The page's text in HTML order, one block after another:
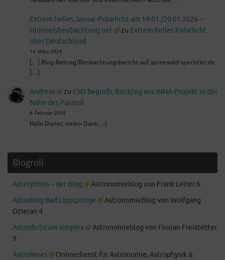
Extrem helles Januar-Polarlicht am 19.01./20.01.2026 –
Himmelsbeobachtung.net
zu Extrem helles Polarlicht
über Deutschland
14. März 2026
[…] Blog-Beitrag/Beobachtungsbericht auf spreewald-spechtler.de
[…]
Andreas zu ESO begrüßt Rückzug aus INNA-Projekt in der
Nähe des Paranal
6. Februar 2026
Hallo Dieter, vielen Dank... :)
Blogroll
Asterythms – der Blog
Astronomieblog von Frank Leiter 6
Astroblog Bad Lippspringe
Astronomieblog von Wolfgang
Dzieran 4
Astrodicticum simplex
Astronomieblog von Florian Freistetter
9
AstroNews
Onlinedienst für Astronomie, Astrophysik &